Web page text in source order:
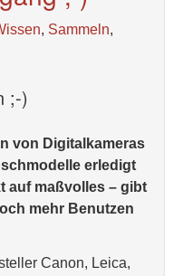
, Sammeln,
;-)
von Digitalkameras
erledigt
auf maßvolles – gibt
mehr Benutzen
Canon, Leica,